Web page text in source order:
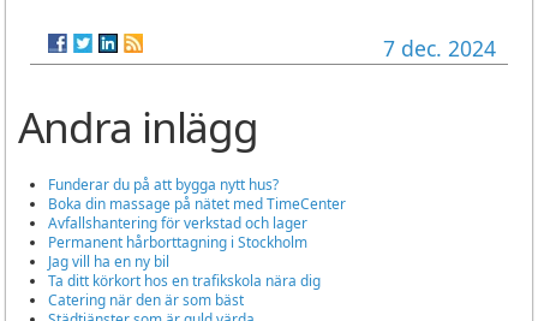
7 dec. 2024
Andra inlägg
Funderar du på att bygga nytt hus?
Boka din massage på nätet med TimeCenter
Avfallshantering för verkstad och lager
Permanent hårborttagning i Stockholm
Jag vill ha en ny bil
Ta ditt körkort hos en trafikskola nära dig
Catering när den är som bäst